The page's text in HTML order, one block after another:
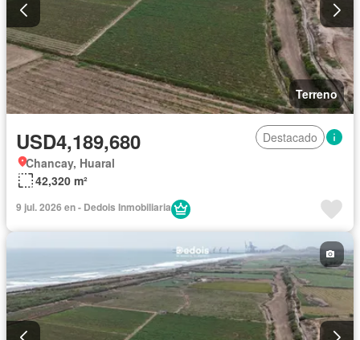
Terreno
USD4,189,680
Destacado
Chancay, Huaral
42,320 m²
9 jul. 2026 en - Dedois Inmobiliaria